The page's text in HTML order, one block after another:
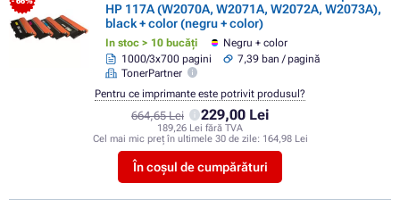
HP 117A (W2070A, W2071A, W2072A, W2073A),
black + color (negru + color)
In stoc > 10 bucăți
Negru + color
1000/3x700 pagini
7,39 ban / pagină
TonerPartner
664,65 Lei 229,00 Lei
189,26 Lei fără TVA
Cel mai mic preț în ultimele 30 de zile: 164,98 Lei
În coșul de cumpărături
Pentru ce imprimante este potrivit produsul?